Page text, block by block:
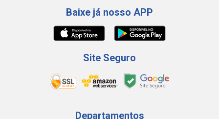
Baixe já nosso APP
Site Seguro
Departamentos